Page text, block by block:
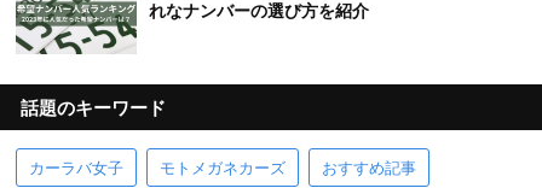
れなナンバーの選び方を紹介
話題のキーワード
カーラバ女子 モトメガネカーズ おすすめ記事